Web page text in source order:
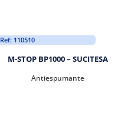
Ref: 110510
M-STOP BP1000 – SUCITESA
Antiespumante